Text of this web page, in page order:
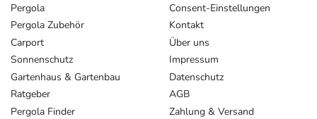
Pergola
Pergola Zubehör
Carport
Sonnenschutz
Gartenhaus & Gartenbau
Ratgeber
Pergola Finder
Consent-Einstellungen
Kontakt
Über uns
Impressum
Datenschutz
AGB
Zahlung & Versand